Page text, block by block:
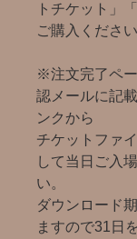
トチケット」
ご購入ください
※注文完了ペ
認メールに記
ンクから
チケットファ
して当日ご入
い。
ダウンロード
ますので31日